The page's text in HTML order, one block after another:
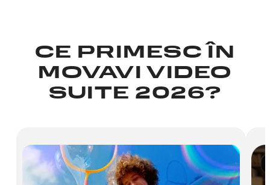
CE PRIMESC ÎN
MOVAVI VIDEO
SUITE 2026?